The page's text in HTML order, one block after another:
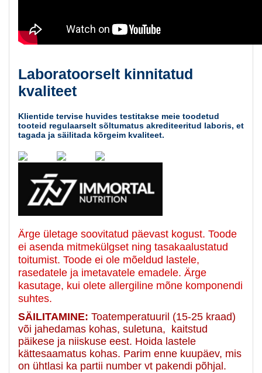
Laboratoorselt kinnitatud
kvaliteet
Klientide tervise huvides testitakse meie toodetud
tooteid regulaarselt sõltumatus akrediteeritud laboris, et
tagada ja säilitada kõrgeim kvaliteet.
Ärge ületage soovitatud päevast kogust. Toode
ei asenda mitmekülgset ning tasakaalustatud
toitumist. Toode ei ole mõeldud lastele,
rasedatele ja imetavatele emadele. Ärge
kasutage, kui olete allergiline mõne komponendi
suhtes.
SÄILITAMINE: Toatemperatuuril (15-25 kraad)
või jahedamas kohas, suletuna, kaitstud
päikese ja niiskuse eest. Hoida lastele
kättesaamatus kohas. Parim enne kuupäev, mis
on ühtlasi ka partii number vt pakendi põhjal.